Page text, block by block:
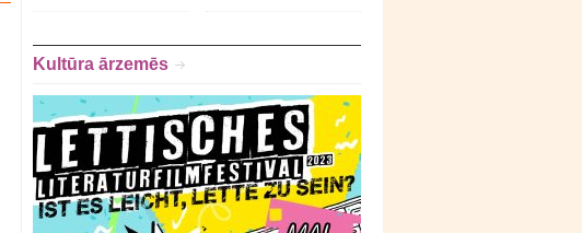
Kultūra ārzemēs